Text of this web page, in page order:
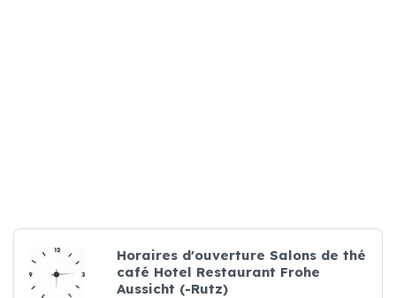
Horaires d'ouverture Salons de thé
café Hotel Restaurant Frohe
Aussicht (-Rutz)